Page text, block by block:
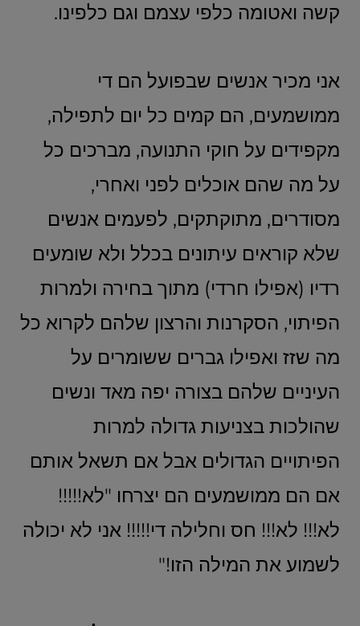
קשה ואטומה כלפי עצמם וגם כלפינו.
אני מכיר אנשים שבפועל הם די
ממושמעים, הם קמים כל יום לתפילה,
מקפידים על חוקי התנועה, מברכים כל
על מה שהם אוכלים לפני ואחרי,
מסודרים, מתוקתקים, לפעמים אנשים
שלא קוראים עיתונים בכלל ולא שומעים
רדיו (אפילו חרדי) מתוך בחירה ולמרות
הפיתוי, הסקרנות והרצון שלהם לקרוא כל
מה שזז ואפילו גברים ששומרים על
העיניים שלהם בצורה יפה מאד ונשים
שהולכות בצניעות גדולה למרות
הפיתויים הגדולים אבל אם תשאל אותם
אם הם ממושמעים הם יצרחו "לא!!!!!
לא!!! לא!!! חס וחלילה די!!!!! אני לא יכולה
לשמוע את המילה הזו!"